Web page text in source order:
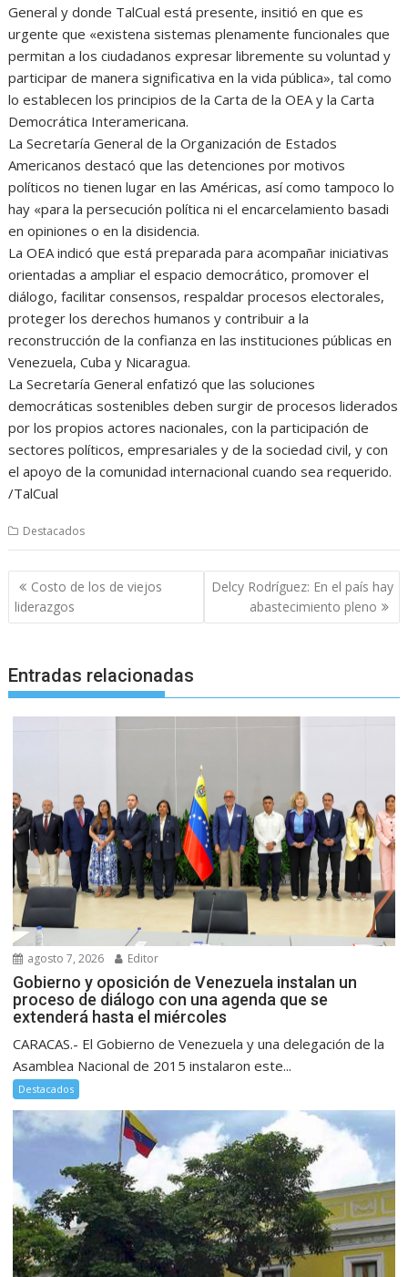
General y donde TalCual está presente, insitió en que es
urgente que «existena sistemas plenamente funcionales que
permitan a los ciudadanos expresar libremente su voluntad y
participar de manera significativa en la vida pública», tal como
lo establecen los principios de la Carta de la OEA y la Carta
Democrática Interamericana.
La Secretaría General de la Organización de Estados
Americanos destacó que las detenciones por motivos
políticos no tienen lugar en las Américas, así como tampoco lo
hay «para la persecución política ni el encarcelamiento basadi
en opiniones o en la disidencia.
La OEA indicó que está preparada para acompañar iniciativas
orientadas a ampliar el espacio democrático, promover el
diálogo, facilitar consensos, respaldar procesos electorales,
proteger los derechos humanos y contribuir a la
reconstrucción de la confianza en las instituciones públicas en
Venezuela, Cuba y Nicaragua.
La Secretaría General enfatizó que las soluciones
democráticas sostenibles deben surgir de procesos liderados
por los propios actores nacionales, con la participación de
sectores políticos, empresariales y de la sociedad civil, y con
el apoyo de la comunidad internacional cuando sea requerido.
/TalCual
Destacados
Navegación
de
entradas
Costo de los de viejos
liderazgos
Delcy Rodríguez: En el país hay
abastecimiento pleno
Entradas relacionadas
agosto 7, 2026 Editor
Gobierno y oposición de Venezuela instalan un
proceso de diálogo con una agenda que se
extenderá hasta el miércoles
CARACAS.- El Gobierno de Venezuela y una delegación de la
Asamblea Nacional de 2015 instalaron este...
Destacados